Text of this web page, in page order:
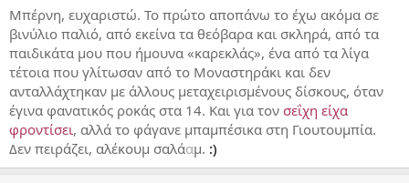
Μπέρνη, ευχαριστώ. Το πρώτο αποπάνω το έχω ακόμα σε
βινύλιο παλιό, από εκείνα τα θεόβαρα και σκληρά, από τα
παιδικάτα μου που ήμουνα «καρεκλάς», ένα από τα λίγα
τέτοια που γλίτωσαν από το Μοναστηράκι και δεν
ανταλλάχτηκαν με άλλους μεταχειρισμένους δίσκους, όταν
έγινα φανατικός ροκάς στα 14. Και για τον σεΐχη είχα
φροντίσει, αλλά το φάγανε μπαμπέσικα στη Γιουτουμπία.
Δεν πειράζει, αλέκουμ σαλάαμ. :)